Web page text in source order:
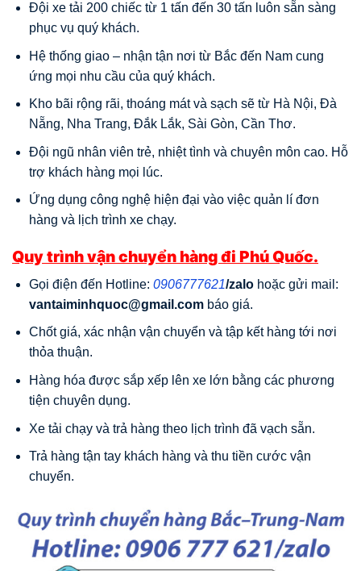
Đội xe tải 200 chiếc từ 1 tấn đến 30 tấn luôn sẵn sàng
phục vụ quý khách.
Hệ thống giao – nhận tận nơi từ Bắc đến Nam cung
ứng mọi nhu cầu của quý khách.
Kho bãi rộng rãi, thoáng mát và sạch sẽ từ Hà Nội, Đà
Nẵng, Nha Trang, Đắk Lắk, Sài Gòn, Cần Thơ.
Đội ngũ nhân viên trẻ, nhiệt tình và chuyên môn cao. Hỗ
trợ khách hàng mọi lúc.
Ứng dụng công nghệ hiện đại vào việc quản lí đơn
hàng và lịch trình xe chạy.
Quy trình vận chuyển hàng đi Phú Quốc.
Gọi điện đến Hotline: 0906777621/zalohoặc gửi mail:
vantaiminhquoc@gmail.combáo giá.
Chốt giá, xác nhận vận chuyển và tập kết hàng tới nơi
thỏa thuận.
Hàng hóa được sắp xếp lên xe lớn bằng các phương
tiện chuyên dụng.
Xe tải chạy và trả hàng theo lịch trình đã vạch sẵn.
Trả hàng tận tay khách hàng và thu tiền cước vận
chuyển.